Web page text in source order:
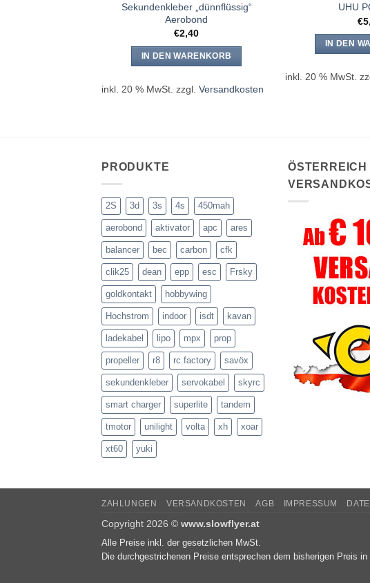
Sekundenkleber „dünnflüssig“
Aerobond
€2,40
IN DEN WARENKORB
inkl. 20 % MwSt. zzgl. Versandkosten
UHU
€
IN DEN
inkl. 20 % MwSt.
PRODUKTE
2S 3d 3s 4s 450mah
aerobond aktivator apc ares
balancer bec carbon cfk
clik25 dean epp esc Frsky
goldkontakt hobbywing
Hochstrom indoor isdt kavan
ladekabel lipo mpx prop
propeller r8 rc factory savöx
sekundenkleber servokabel skyrc
smart charger superlite tandem
tmotor unilight volta xh xoar
xt60 yuki
ÖSTERREICH
ZAHLUNGEN VERSANDKOSTEN AGB IMPRESSUM
Copyright 2026 © www.slowflyer.at
Alle Preise inkl. der gesetzlichen MwSt.
Die durchgestrichenen Preise entsprechen dem bisherigen Preis